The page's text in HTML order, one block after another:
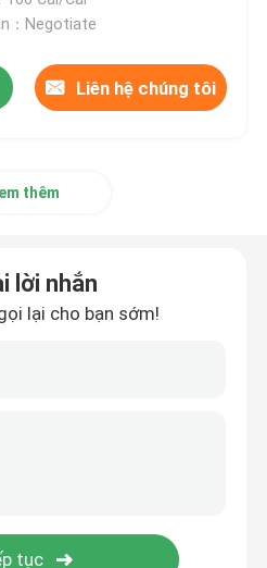
：Negotiate
Liên hệ chúng tôi
thêm
lời nhắn
lại cho bạn sớm!